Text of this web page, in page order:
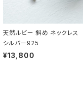
天然ルビー 斜め ネックレス
シルバー925
¥13,800